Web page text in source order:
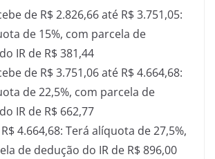
de R$ 2.826,66 até R$ 3.751,05:
de 15%, com parcela de
IR de R$ 381,44
de R$ 3.751,06 até R$ 4.664,68:
de 22,5%, com parcela de
IR de R$ 662,77
4.664,68: Terá alíquota de 27,5%,
de dedução do IR de R$ 896,00